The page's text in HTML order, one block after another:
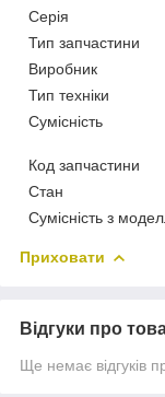
Серія
Тип запчастини
Виробник
Тип техніки
Сумісність
Код запчастини
Стан
Сумісність з
Приховати
Відгуки про
Ще немає відгуків